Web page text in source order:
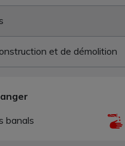
et de démolition
banals